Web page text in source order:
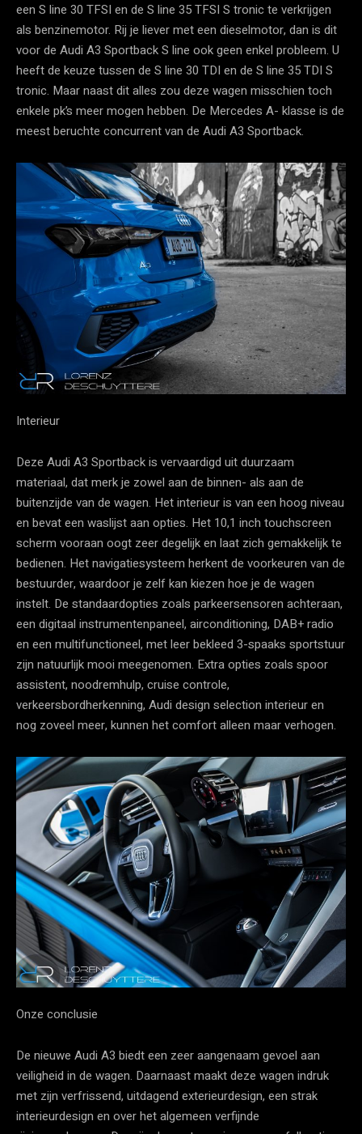
een S line 30 TFSI en de S line 35 TFSI S tronic te verkrijgen
als benzinemotor. Rij je liever met een dieselmotor, dan is dit
voor de Audi A3 Sportback S line ook geen enkel probleem. U
heeft de keuze tussen de S line 30 TDI en de S line 35 TDI S
tronic. Maar naast dit alles zou deze wagen misschien toch
enkele pk’s meer mogen hebben. De Mercedes A- klasse is de
meest beruchte concurrent van de Audi A3 Sportback.
Interieur
Deze Audi A3 Sportback is vervaardigd uit duurzaam
materiaal, dat merk je zowel aan de binnen- als aan de
buitenzijde van de wagen. Het interieur is van een hoog niveau
en bevat een waslijst aan opties. Het 10,1 inch touchscreen
scherm vooraan oogt zeer degelijk en laat zich gemakkelijk te
bedienen. Het navigatiesysteem herkent de voorkeuren van de
bestuurder, waardoor je zelf kan kiezen hoe je de wagen
instelt. De standaardopties zoals parkeersensoren achteraan,
een digitaal instrumentenpaneel, airconditioning, DAB+ radio
en een multifunctioneel, met leer bekleed 3-spaaks sportstuur
zijn natuurlijk mooi meegenomen. Extra opties zoals spoor
assistent, noodremhulp, cruise controle,
verkeersbordherkenning, Audi design selection interieur en
nog zoveel meer, kunnen het comfort alleen maar verhogen.
Onze conclusie
De nieuwe Audi A3 biedt een zeer aangenaam gevoel aan
veiligheid in de wagen. Daarnaast maakt deze wagen indruk
met zijn verfrissend, uitdagend exterieurdesign, een strak
interieurdesign en over het algemeen verfijnde